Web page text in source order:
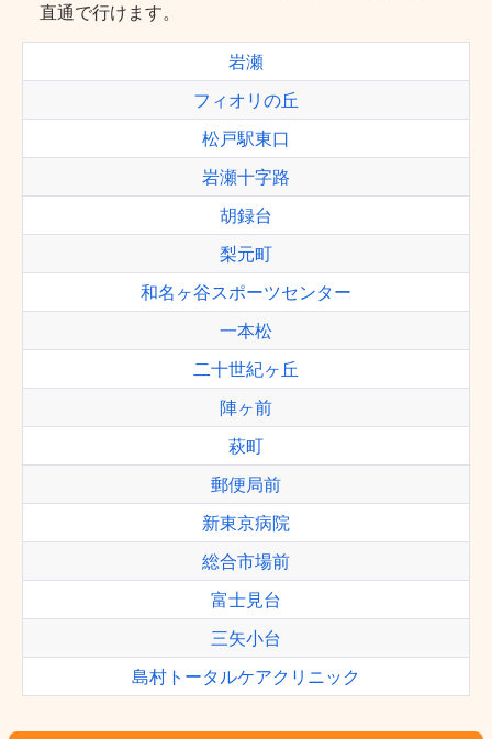
直通で行けます。
岩瀬
フィオリの丘
松戸駅東口
岩瀬十字路
胡録台
梨元町
和名ヶ谷スポーツセンター
一本松
二十世紀ヶ丘
陣ヶ前
萩町
郵便局前
新東京病院
総合市場前
富士見台
三矢小台
島村トータルケアクリニック